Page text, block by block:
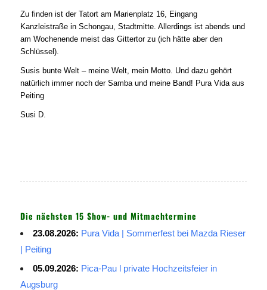
Zu finden ist der Tatort am Marienplatz 16, Eingang
Kanzleistraße in Schongau, Stadtmitte. Allerdings ist abends und
am Wochenende meist das Gittertor zu (ich hätte aber den
Schlüssel).
Susis bunte Welt – meine Welt, mein Motto. Und dazu gehört
natürlich immer noch der Samba und meine Band! Pura Vida aus
Peiting
Susi D.
Die nächsten 15 Show- und Mitmachtermine
23.08.2026: Pura Vida | Sommerfest bei Mazda Rieser
| Peiting
05.09.2026: Pica-Pau l private Hochzeitsfeier in
Augsburg